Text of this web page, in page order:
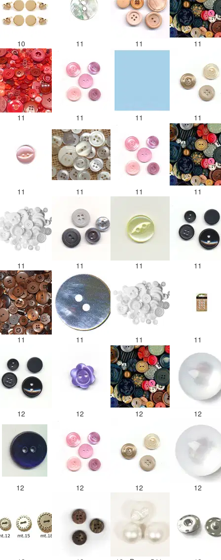
10 11 11 11
11 11 11 11
11 11 11 11
11 11 11 11
11 11 11 11
12 12 12 12
12 12 12 12